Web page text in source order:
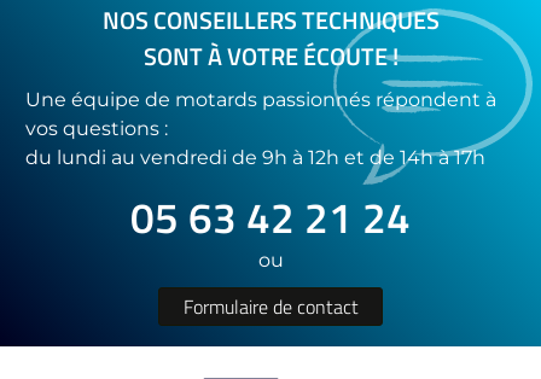
NOS CONSEILLERS TECHNIQUES
SONT À VOTRE ÉCOUTE !
Une équipe de motards passionnés répondent à
vos questions :
du lundi au vendredi de 9h à 12h et de 14h à 17h
05 63 42 21 24
ou
Formulaire de contact